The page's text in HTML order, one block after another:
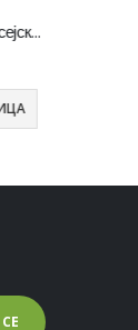
Hero песок за мачки со мирис на Марсејски сапун [Вреќичка 10Л]